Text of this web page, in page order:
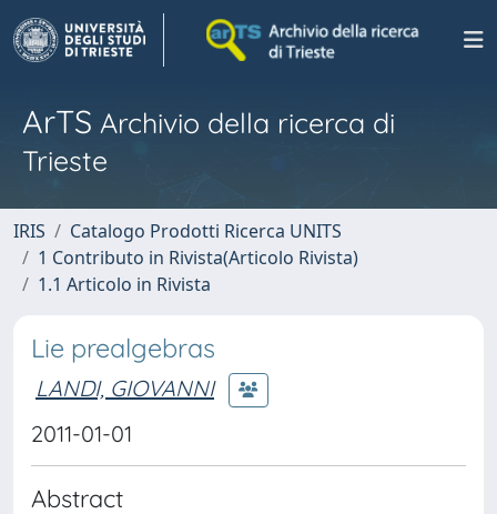
ArTS Archivio della ricerca di
Trieste
IRIS
Catalogo Prodotti Ricerca UNITS
1 Contributo in Rivista(Articolo Rivista)
1.1 Articolo in Rivista
Lie prealgebras
LANDI, GIOVANNI
2011-01-01
Abstract